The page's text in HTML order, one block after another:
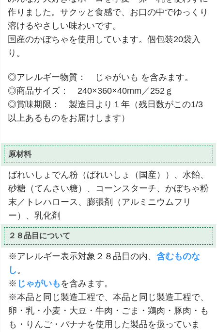
作りました。サクッと食感で、お口の中でゆっくり
溶けるやさしい味わいです。
国産のかぼちゃを使用しています。個包装20袋入
り。
◎アレルギー物質： じゃがいも を含みます。
◎商品サイズ： 240×360×40mm／252ｇ
◎賞味期限： 製造日より１年（残日数がこの1/3
以上あるものをお届けします）
原材料
ばれいしょでん粉（ばれいしょ（国産））、水飴、
砂糖（てんさい糖）、コーンスターチ、かぼちゃ粉
末／トレハロース、膨張剤（アルミニウムフリ
ー）、乳化剤
２８品目について
※アレルギー表示対象２８品目の内、 含むものな
し 。
※ じゃがいも を含みます。
※本品と同じ製造工程で、本品と同じ製造工程で、
卵・乳・小麦・大豆・牛肉・ごま・鶏肉・豚肉・も
も・りんご・バナナを使用した製品を扱っていま